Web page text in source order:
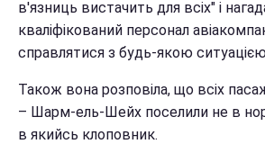
в'язниць вистачить для всіх" і
кваліфікований персонал
справлятися з будь-якою
Також вона розповіла, що всіх
– Шарм-ель-Шейх поселили не в
в якийсь клоповник.